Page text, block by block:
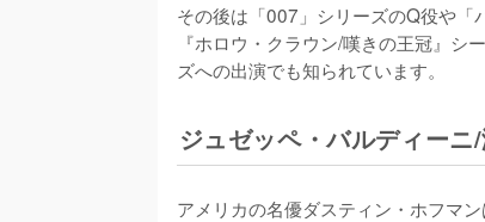
その後は「007」シリーズのQ役や「
『ホロウ・クラウン/嘆きの王冠』
ズへの出演でも知られています。
ジュゼッペ・バルディー
アメリカの名優ダスティン・ホフマ